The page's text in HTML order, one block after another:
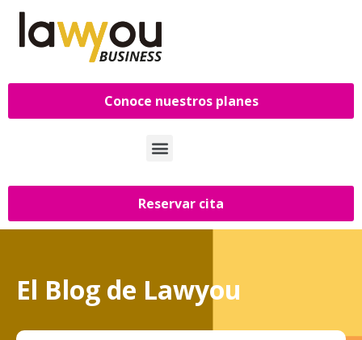
Conoce nuestros planes
Reservar cita
El Blog de Lawyou